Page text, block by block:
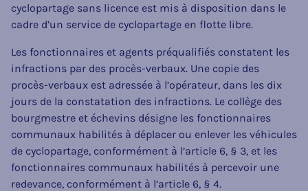
cyclopartage sans licence est mis à disposition dans le
cadre d’un service de cyclopartage en flotte libre.
Les fonctionnaires et agents préqualifiés constatent les
infractions par des procès-verbaux. Une copie des
procès-verbaux est adressée à l’opérateur, dans les dix
jours de la constatation des infractions. Le collège des
bourgmestre et échevins désigne les fonctionnaires
communaux habilités à déplacer ou enlever les véhicules
de cyclopartage, conformément à l’article 6, § 3, et les
fonctionnaires communaux habilités à percevoir une
redevance, conformément à l’article 6, § 4.